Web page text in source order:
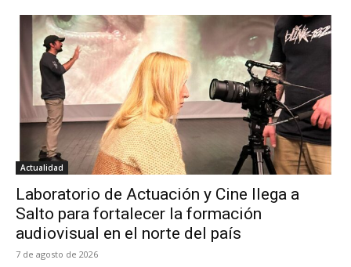
Actualidad
Laboratorio de Actuación y Cine llega a
Salto para fortalecer la formación
audiovisual en el norte del país
7 de agosto de 2026